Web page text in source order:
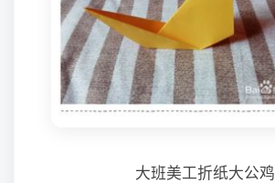
大班美工折纸大公鸡